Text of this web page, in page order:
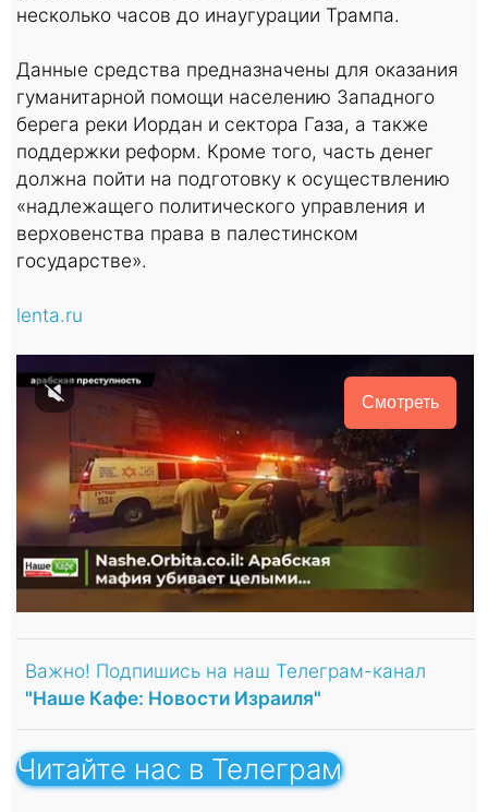
несколько часов до инаугурации Трампа.
Данные средства предназначены для оказания
гуманитарной помощи населению Западного
берега реки Иордан и сектора Газа, а также
поддержки реформ. Кроме того, часть денег
должна пойти на подготовку к осуществлению
«надлежащего политического управления и
верховенства права в палестинском
государстве».
lenta.ru
Смотреть
Важно! Подпишись на наш Телеграм-канал
"Наше Кафе: Новости Израиля"
Читайте нас в Телеграм